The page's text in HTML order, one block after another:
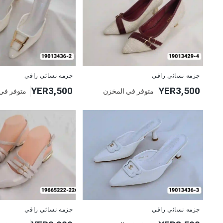
جزمه نسائي راقي
YER3,500 متوفر في المخزن
جزمه نسائي راقي
YER3,500 متوفر
جزمه نسائي راقي جزمه نسائي راقي